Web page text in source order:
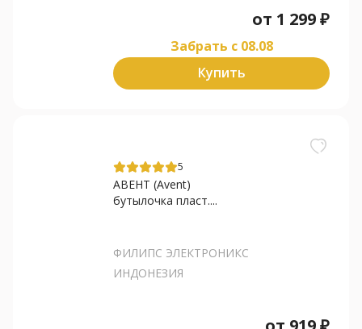
от 1 299₽
Забрать c 08.08
Купить
5
АВЕНТ (Avent)
бутылочка пласт....
ФИЛИПС ЭЛЕКТРОНИКС
ИНДОНЕЗИЯ